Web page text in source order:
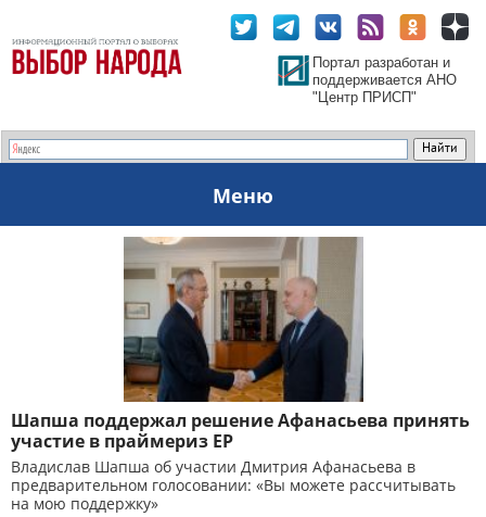
Портал разработан и
поддерживается АНО
"Центр ПРИСП"
Меню
Шапша поддержал решение Афанасьева принять
участие в праймериз ЕР
Владислав Шапша об участии Дмитрия Афанасьева в
предварительном голосовании: «Вы можете рассчитывать
на мою поддержку»